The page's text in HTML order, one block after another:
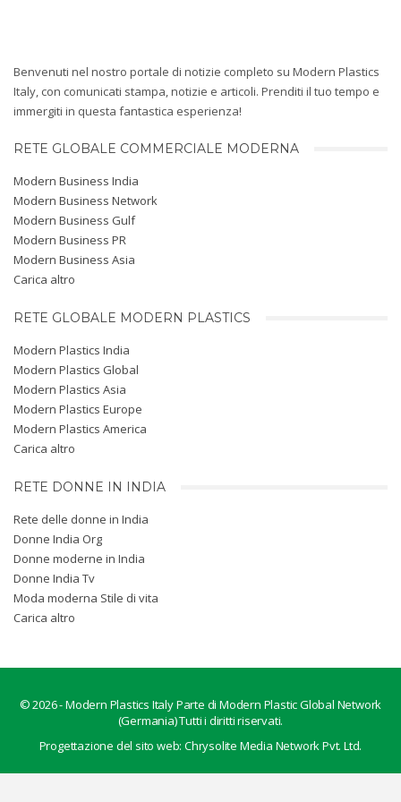
Benvenuti nel nostro portale di notizie completo su Modern Plastics
Italy, con comunicati stampa, notizie e articoli. Prenditi il ​​tuo tempo e
immergiti in questa fantastica esperienza!
RETE GLOBALE COMMERCIALE MODERNA
Modern Business India
Modern Business Network
Modern Business Gulf
Modern Business PR
Modern Business Asia
Carica altro
RETE GLOBALE MODERN PLASTICS
Modern Plastics India
Modern Plastics Global
Modern Plastics Asia
Modern Plastics Europe
Modern Plastics America
Carica altro
RETE DONNE IN INDIA
Rete delle donne in India
Donne India Org
Donne moderne in India
Donne India Tv
Moda moderna Stile di vita
Carica altro
© 2026 -Modern Plastics ItalyParte di Modern Plastic Global Network
(Germania) Tutti i diritti riservati.
Progettazione del sito web:Chrysolite Media Network Pvt. Ltd.